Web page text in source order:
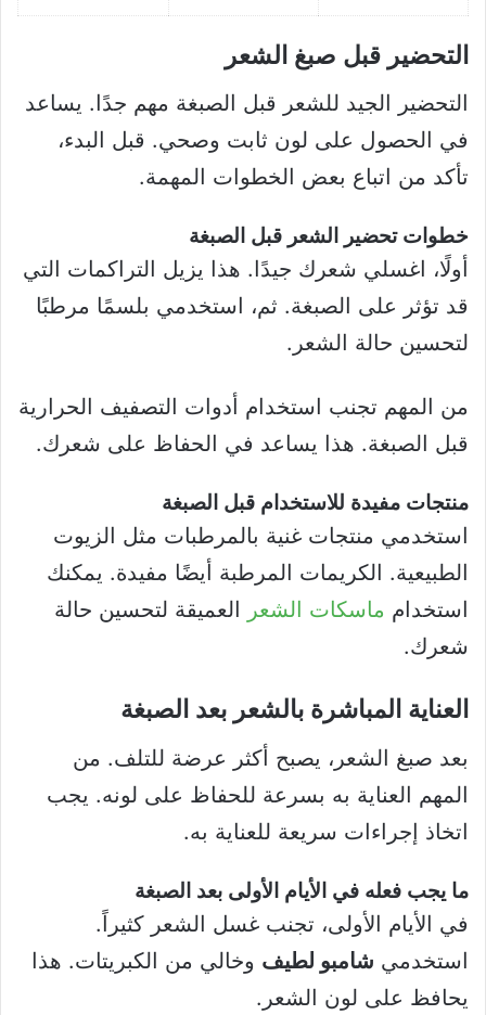
التحضير قبل صبغ الشعر
التحضير الجيد للشعر قبل الصبغة مهم جدًا. يساعد
في الحصول على لون ثابت وصحي. قبل البدء،
تأكد من اتباع بعض الخطوات المهمة.
خطوات تحضير الشعر قبل الصبغة
أولًا، اغسلي شعرك جيدًا. هذا يزيل التراكمات التي
قد تؤثر على الصبغة. ثم، استخدمي بلسمًا مرطبًا
لتحسين حالة الشعر.
من المهم تجنب استخدام أدوات التصفيف الحرارية
قبل الصبغة. هذا يساعد في الحفاظ على شعرك.
منتجات مفيدة للاستخدام قبل الصبغة
استخدمي منتجات غنية بالمرطبات مثل الزيوت
الطبيعية. الكريمات المرطبة أيضًا مفيدة. يمكنك
استخدام ماسكات الشعر العميقة لتحسين حالة
شعرك.
العناية المباشرة بالشعر بعد الصبغة
بعد صبغ الشعر، يصبح أكثر عرضة للتلف. من
المهم العناية به بسرعة للحفاظ على لونه. يجب
اتخاذ إجراءات سريعة للعناية به.
ما يجب فعله في الأيام الأولى بعد الصبغة
في الأيام الأولى، تجنب غسل الشعر كثيراً.
استخدمي شامبو لطيف وخالي من الكبريتات. هذا
يحافظ على لون الشعر.